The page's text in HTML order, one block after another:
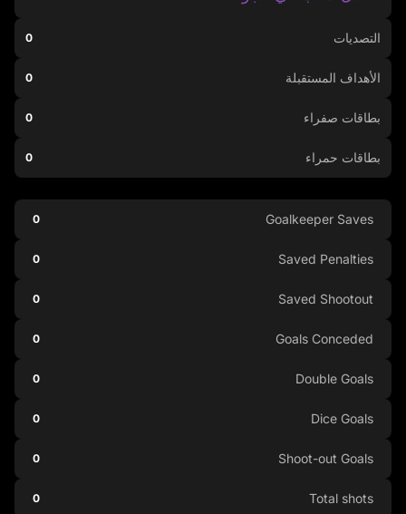
التصديات 0
الأهداف المستقبلة 0
بطاقات صفراء 0
بطاقات حمراء 0
Goalkeeper Saves
0
Saved Penalties
0
Saved Shootout
0
Goals Conceded
0
Double Goals
0
Dice Goals
0
Shoot-out Goals
0
Total shots
0